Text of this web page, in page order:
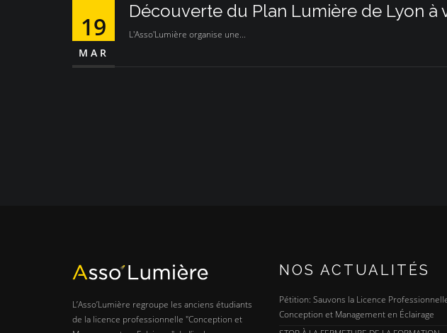
19
MAR
Découverte du Plan Lumière de Lyon à
L'Asso'Lumière organise une...
L’Asso’Lumière regroupe les anciens étudiants
de la licence professionnelle "Conception et
NOS ACTUALITÉS
Pétition: Sauvons la Licence
Conception et Management en Éclairage